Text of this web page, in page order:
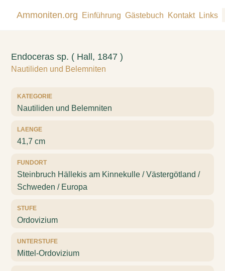
Ammoniten.org Einführung Gästebuch Kontakt Links
Endoceras sp. ( Hall, 1847 )
Nautiliden und Belemniten
KATEGORIE
Nautiliden und Belemniten
LAENGE
41,7 cm
FUNDORT
Steinbruch Hällekis am Kinnekulle / Västergötland /
Schweden / Europa
STUFE
Ordovizium
UNTERSTUFE
Mittel-Ordovizium